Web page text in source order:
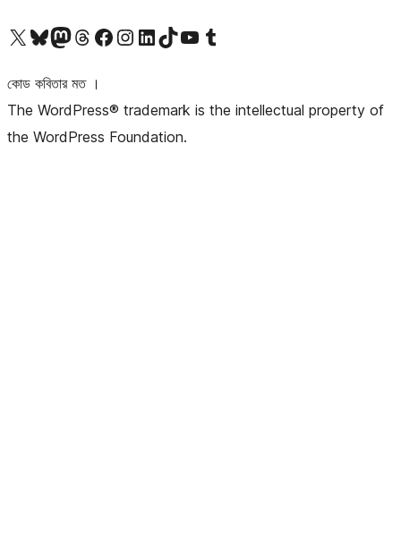
আমাদের X (আগের টুইটার) অ্যাকাউন্টে যানআমাদের Bluesky অ্যাকাউন্টটি দেখুনআমাদের মাস্টোডন অ্যাকাউন্টটি দেখুনআমাদের থ্রেডস অ্যাকাউন্টটি দেখুনআমাদের ফেসবুক পেজ দেখুনআমাদের ইন্সটাগ্রাম অ্যাকাউন্ট দেখুনআমাদের লিঙ্কডইন অ্যাকাউন্টে যানআমাদের TikTok অ্যাকাউন্টটি দেখুনআমাদের ইউটিউব চ্যানেলে যান আমাদের টাম্বলার অ্যাকাউন্ট দেখুন
কোড কবিতার মত ।
The WordPress® trademark is the intellectual property of
the WordPress Foundation.